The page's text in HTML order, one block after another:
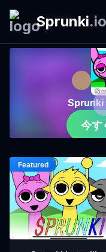
Sprunki.io
Sprunki
今す